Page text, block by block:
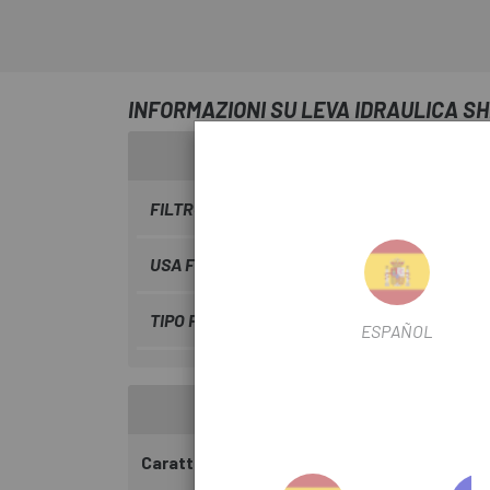
INFORMAZIONI SU LEVA IDRAULICA
FILTRO STAGIONALE
USA FILTRO
TIPO FILTRO DI TRASMISSIONE Meccanica
Caratteristiche:
ESPAÑOL